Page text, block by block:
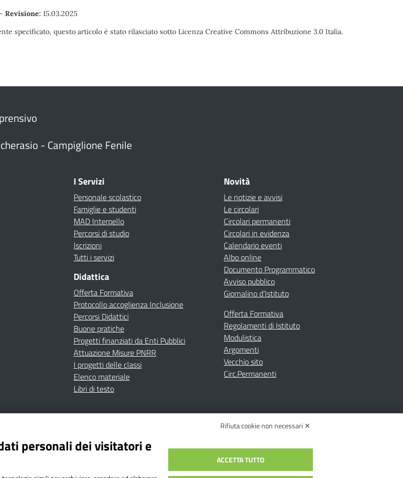
- Revisione: 15.03.2025
specificato, questo articolo è stato rilasciato sotto Licenza Creative Commons Attribuzione 3.0 Italia.
- Campiglione Fenile
I Servizi
Personale scolastico
Famiglie e studenti
MAD Interpello
Percorsi di studio
Iscrizioni
Tutti i servizi
Didattica
Offerta Formativa
Protocollo accoglienza Inclusione
Percorsi Didattici
Buone pratiche
Progetti finanziati da Enti Pubblici
Attuazione Misure PNRR
I progetti delle classi
Elenco materiale
Libri di testo
Novità
Le notizie e avvisi
Le circolari
Circolari permanenti
Circolari in evidenza
Calendario eventi
Albo online
Documento Programmatico
Avviso pubblico
Giornalino d’Istituto
Offerta Formativa
Regolamenti di Istituto
Modulistica
Argomenti
Vecchio sito
Circ.Permanenti
di accessibilitàContattiNote Legali
| P.E.O.: toic84200d@istruzione.it | P.E.C.: toic84200d@pec.istruzione.it
Rifiuta cookie non necessari ✕
personali dei visitatori e
ACCETTA TUTTO